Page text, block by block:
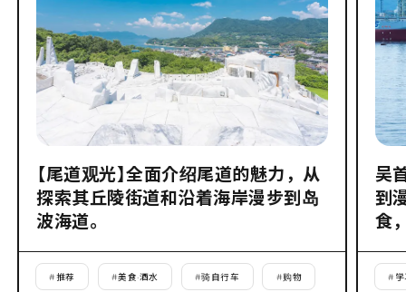
【尾道观光】全面介绍尾道的魅力，从
探索其丘陵街道和沿着海岸漫步到岛
波海道。
#推荐 #美食·酒水 #骑自行车 #购物
吴
到
食
# 学